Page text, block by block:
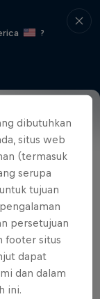
?
dibutuhkan
situs web
(termasuk
serupa
tujuan
persetujuan
footer situs
dapat
dan dalam
ini.